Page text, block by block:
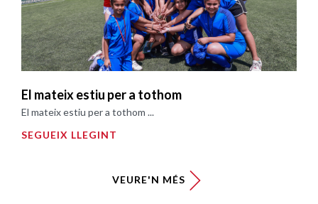
El mateix estiu per a tothom
El mateix estiu per a tothom ...
SEGUEIX LLEGINT
VEURE'N MÉS